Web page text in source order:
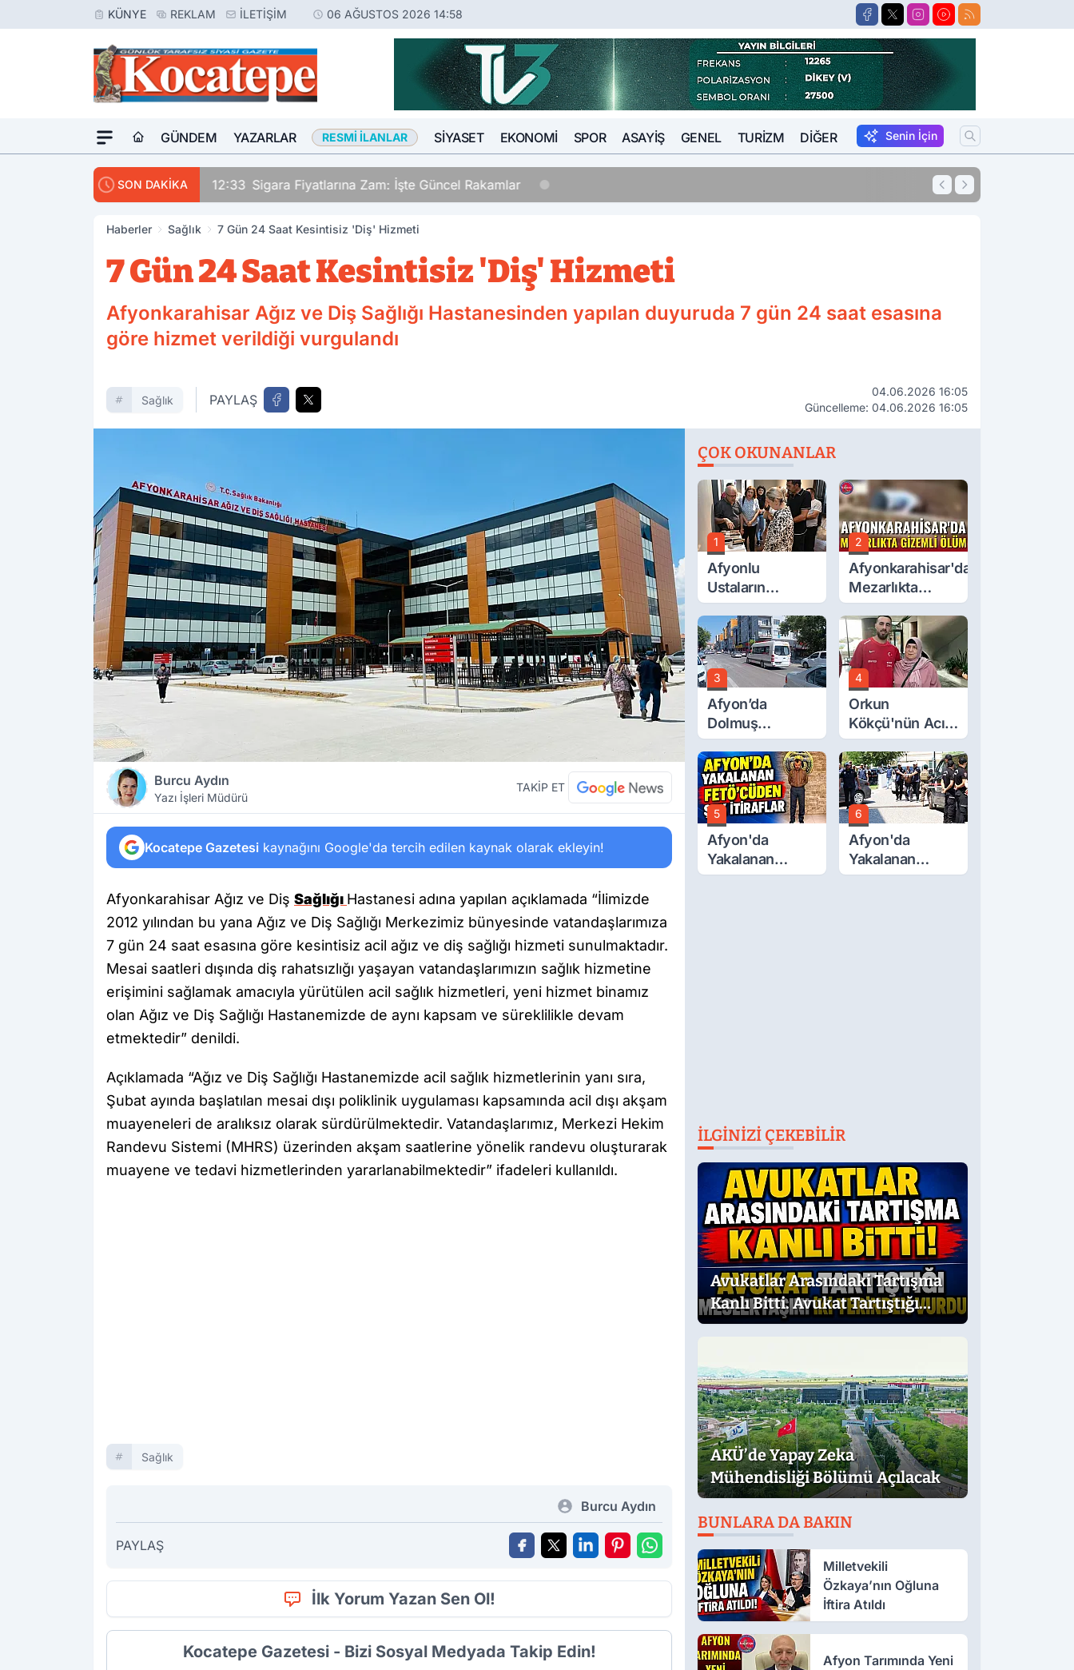
KÜNYE REKLAM İLETIŞIM 06 AĞUSTOS 2026 14:58
GÜNDEM YAZARLAR RESMI İLANLAR SIYASET EKONOMI SPOR ASAYIŞ GENEL TURIZM DIĞER Senin İçin
SON DAKİKA 12:33 Sigara Fiyatlarına Zam: İşte Güncel Rakamlar 11:41 Afyon'da
Haberler Sağlık 7 Gün 24 Saat Kesintisiz 'Diş' Hizmeti
7 Gün 24 Saat Kesintisiz 'Diş' Hizmeti
Afyonkarahisar Ağız ve Diş Sağlığı Hastanesinden yapılan duyuruda 7 gün 24 saat esasına
göre hizmet verildiği vurgulandı
Sağlık PAYLAŞ
04.06.2026 16:05
Güncelleme: 04.06.2026 16:05
Burcu Aydın
Yazı İşleri Müdürü
TAKİP ET
Kocatepe Gazetesi kaynağını Google'da tercih edilen kaynak olarak ekleyin!
Afyonkarahisar Ağız ve Diş Sağlığı Hastanesi adına yapılan açıklamada “İlimizde
2012 yılından bu yana Ağız ve Diş Sağlığı Merkezimiz bünyesinde vatandaşlarımıza
7 gün 24 saat esasına göre kesintisiz acil ağız ve diş sağlığı hizmeti sunulmaktadır.
Mesai saatleri dışında diş rahatsızlığı yaşayan vatandaşlarımızın sağlık hizmetine
erişimini sağlamak amacıyla yürütülen acil sağlık hizmetleri, yeni hizmet binamız
olan Ağız ve Diş Sağlığı Hastanemizde de aynı kapsam ve süreklilikle devam
etmektedir” denildi.
Açıklamada “Ağız ve Diş Sağlığı Hastanemizde acil sağlık hizmetlerinin yanı sıra,
Şubat ayında başlatılan mesai dışı poliklinik uygulaması kapsamında acil dışı akşam
muayeneleri de aralıksız olarak sürdürülmektedir. Vatandaşlarımız, Merkezi Hekim
Randevu Sistemi (MHRS) üzerinden akşam saatlerine yönelik randevu oluşturarak
muayene ve tedavi hizmetlerinden yararlanabilmektedir” ifadeleri kullanıldı.
Sağlık
Burcu Aydın
PAYLAŞ
İlk Yorum Yazan Sen Ol!
Kocatepe Gazetesi - Bizi Sosyal Medyada Takip Edin!
ÇOK OKUNANLAR
1
Afyonlu
Ustaların
Eserleri
Görücüye Çıktı
2
Afyonkarahisar'da
Mezarlıkta
Gizemli Ölüm
3
Afyon’da
Dolmuş
Ücretlerine
Yüzde 40 Zam
Talebi
4
Orkun
Kökçü'nün Acı
Günü... Cenaze
Namazı
Emirdağ'da
5
Afyon'da
Yakalanan
FETÖ'Cüden
6
Afyon'da
Yakalanan
FETÖ'cü
İLGINIZI ÇEKEBILIR
Avukatlar Arasındaki Tartışma
Kanlı Bitti. Avukat Tartıştığı
Meslektaşını İki Yerinden Vurdu
AKÜ’de Yapay Zeka
Mühendisliği Bölümü Açılacak
BUNLARA DA BAKIN
Milletvekili
Özkaya’nın Oğluna
İftira Atıldı
Afyon Tarımında Yeni